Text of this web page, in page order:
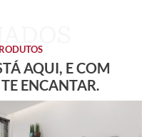
AQUI, E COM
ENCANTAR.